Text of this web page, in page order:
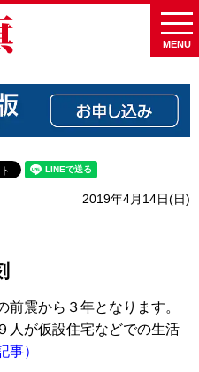
MENU
2019年4月14日(日)
震から３年となります。
人が仮設住宅などでの生活
事）